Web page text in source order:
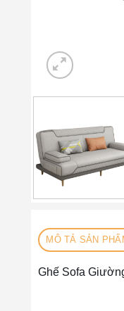
MÔ TẢ SẢN
Ghế Sofa